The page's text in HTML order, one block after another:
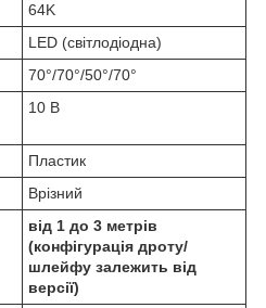
64K
LED (світлодіодна)
70°/70°/50°/70°
10 В
Пластик
Врізний
від 1 до 3 метрів
(конфігурація дроту/
шлейфу залежить від
версії)